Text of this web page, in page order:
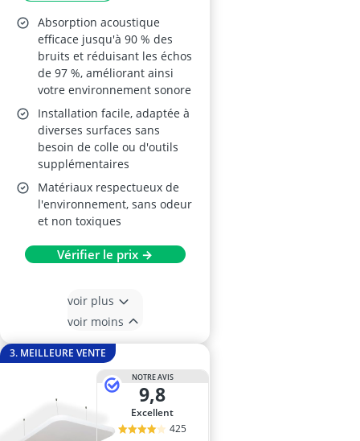
Absorption acoustique
efficace jusqu'à 90 % des
bruits et réduisant les échos
de 97 %, améliorant ainsi
votre environnement sonore
Installation facile, adaptée à
diverses surfaces sans
besoin de colle ou d'outils
supplémentaires
Matériaux respectueux de
l'environnement, sans odeur
et non toxiques
Vérifier le prix →
voir plus
voir moins
3. MEILLEURE VENTE
NOTRE AVIS
9,8
Excellent
425